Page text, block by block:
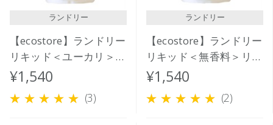
ランドリー
【ecostore】ランドリー
リキッド＜ユーカリ＞リ
フィルパック1L
¥1,540
(3)
ランドリー
【ecostore】ランドリー
リキッド＜無香料＞リフ
ィルパック1L
¥1,540
(2)